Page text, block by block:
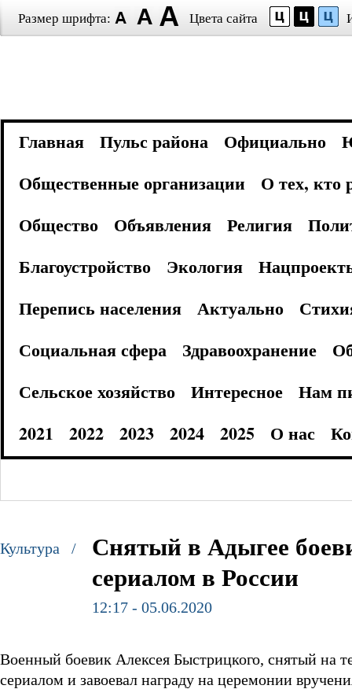
Размер шрифта: Цвета сайта
Главная Пульс района Официально
Общественные организации
О тех, кто
Общество
Объявления Религия
Благоустройство
Экология
Перепись населения
Актуально
Социальная сфера
Здравоохранение
Сельское хозяйство
Интересное
Нам
2021
2022 2023 2024 2025 О нас
Культура /
Снятый в Адыгее
сериалом в России
12:17 - 05.06.2020
Военный боевик Алексея Быстрицкого, снятый
сериалом и завоевал награду на церемонии